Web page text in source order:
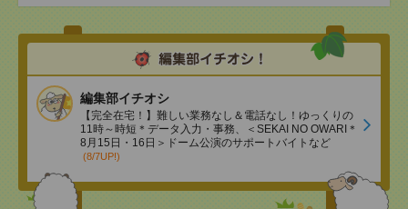
編集部イチオシ
【完全在宅！】難しい業務なし＆電話なし！ゆっくりの
11時～時短＊データ入力・事務、＜SEKAI NO OWARI＊
8月15日・16日＞ドーム公演のサポートバイトなど
(8/7UP!)